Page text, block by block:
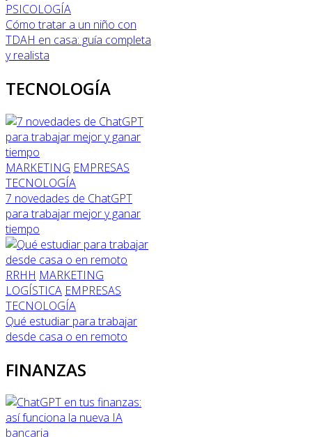
PSICOLOGÍA
Cómo tratar a un niño con
TDAH en casa: guía completa
y realista
TECNOLOGÍA
MARKETING EMPRESAS
TECNOLOGÍA
7 novedades de ChatGPT
para trabajar mejor y ganar
tiempo
RRHH MARKETING
LOGÍSTICA EMPRESAS
TECNOLOGÍA
Qué estudiar para trabajar
desde casa o en remoto
FINANZAS